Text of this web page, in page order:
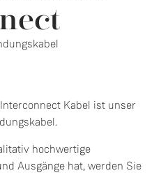
Kabel ist unser
hochwertige
Ausgänge hat, werden Sie